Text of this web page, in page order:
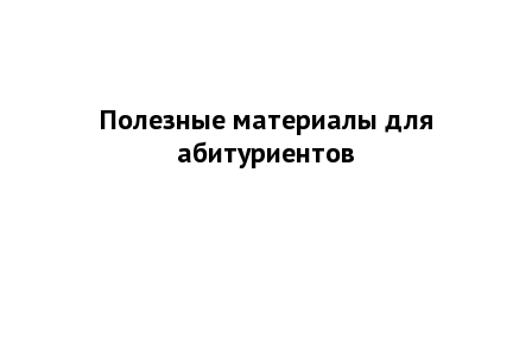
Полезные материалы для
абитуриентов